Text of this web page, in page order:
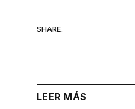
SHARE.
LEER MÁS